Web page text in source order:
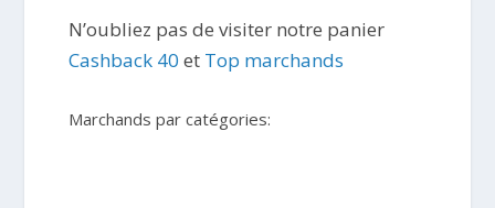
N’oubliez pas de visiter notre panier
Cashback 40 et Top marchands
Marchands par catégories: